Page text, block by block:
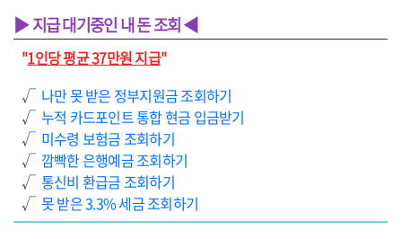
▶ 지급 대기중인 내 돈 조회 ◀
"1인당 평균 37만원 지급"
√ 나만 못 받은 정부지원금 조회하기
√ 누적 카드포인트 통합 현금 입금받기
√ 미수령 보험금 조회하기
√ 깜빡한 은행예금 조회하기
√ 통신비 환급금 조회하기
√ 못 받은 3.3% 세금 조회하기